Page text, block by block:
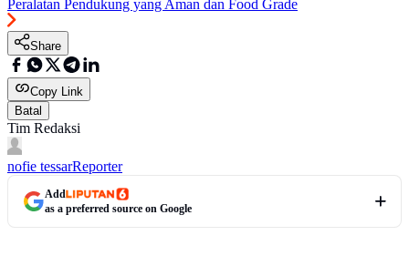
Peralatan Pendukung yang Aman dan Food Grade
Share
Copy Link
Batal
Tim Redaksi
nofie tessarReporter
Add
as a preferred source on Google